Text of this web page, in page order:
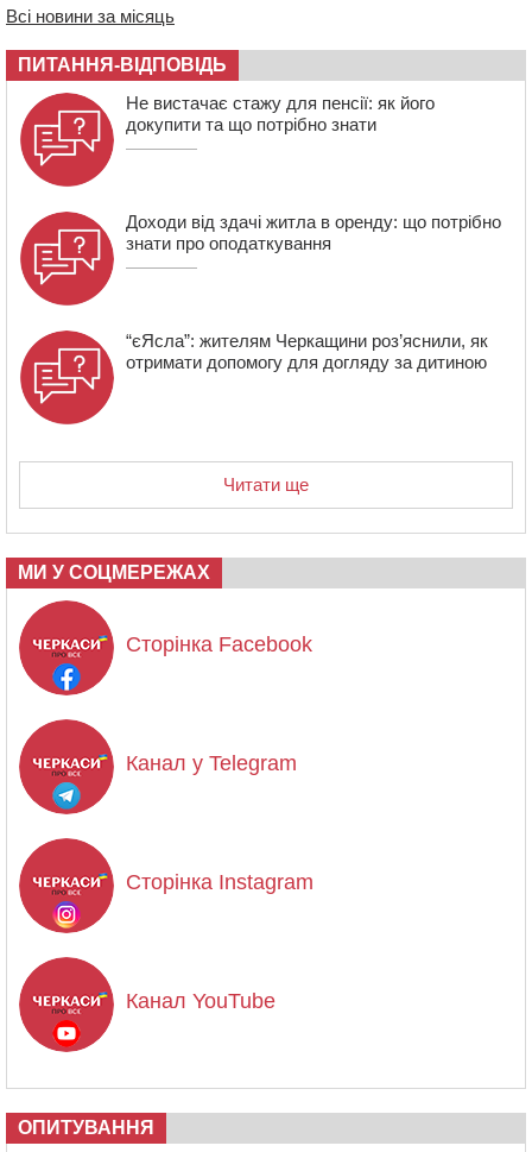
Черкасах відкрили спортивно-реабілітаційний центр
15:05 На Звенигородщині, попри заборону міськради,
проведуть “Ше.Fest”
14:31 У Каневі аномальна спека призвела до перебоїв у
роботі електромереж та комунальних служб
Всі новини за місяць
ПИТАННЯ-ВІДПОВІДЬ
Не вистачає стажу для пенсії: як його
докупити та що потрібно знати
Доходи від здачі житла в оренду: що потрібно
знати про оподаткування
“єЯсла”: жителям Черкащини роз’яснили, як
отримати допомогу для догляду за дитиною
Читати ще
МИ У СОЦМЕРЕЖАХ
Сторінка Facebook
Канал у Telegram
Сторінка Instagram
Канал YouTube
ОПИТУВАННЯ